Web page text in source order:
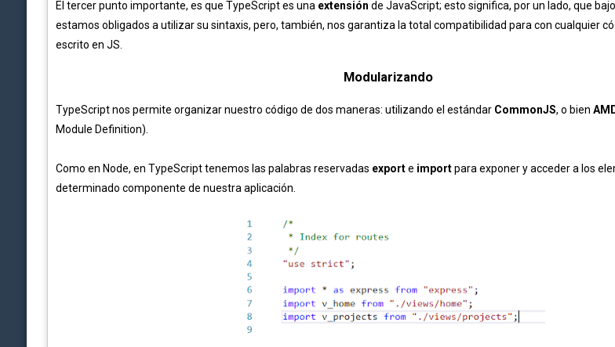
El tercer punto importante, es que TypeScript es una extensión de JavaScript; esto significa, por un lado, que
estamos obligados a utilizar su sintaxis, pero, también, nos garantiza la total compatibilidad para con cualquier
escrito en JS.
Modularizando
TypeScript nos permite organizar nuestro código de dos maneras: utilizando el estándar CommonJS, o bien
Module Definition).
Como en Node, en TypeScript tenemos las palabras reservadas exporte importpara exponer y acceder a los
determinado componente de nuestra aplicación.